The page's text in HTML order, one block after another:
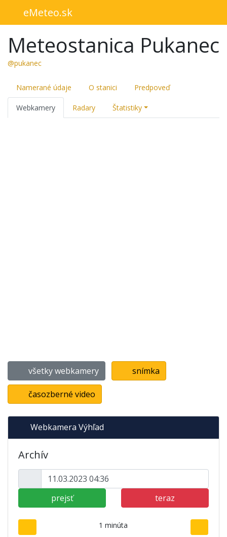
eMeteo.sk
Meteostanica Pukanec
@pukanec
Namerané údaje O stanici Predpoveď
Webkamery Radary Štatistiky
všetky webkamery snímka
časozberné video
Webkamera Výhľad
Archív
prejsť teraz
1 minúta